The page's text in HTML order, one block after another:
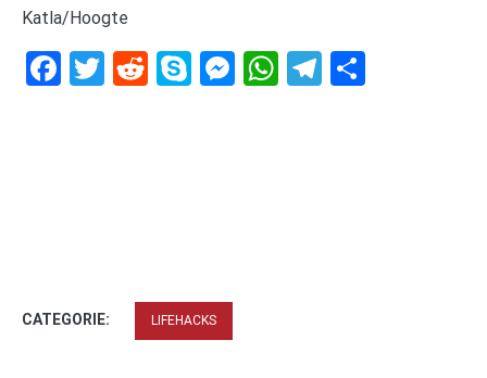
Katla/Hoogte
Facebook
Twitter
RedditSkypeMessenger
WhatsApp
Telegram
CATEGORIE: LIFEHACKS